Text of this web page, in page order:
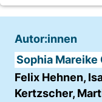
Autor:innen
Sophia Mareike
Felix Hehnen,
Kertzscher,
Name:
fe_typo_user
Anbieter:
TYPO3